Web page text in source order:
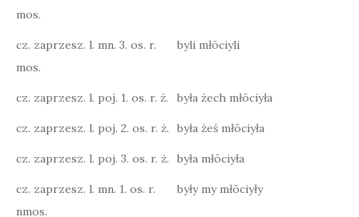
mos.
cz. zaprzesz. l. mn. 3. os. r.
mos.
byli młōciyli
cz. zaprzesz. l. poj. 1. os. r. ż. była żech młōciyła
cz. zaprzesz. l. poj. 2. os. r. ż. była żeś młōciyła
cz. zaprzesz. l. poj. 3. os. r. ż. była młōciyła
cz. zaprzesz. l. mn. 1. os. r.
nmos.
były my młōciyły